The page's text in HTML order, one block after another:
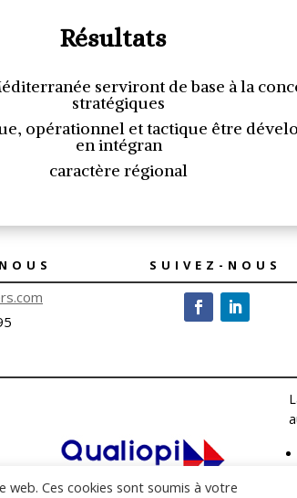
Résultats
serviront de base à la
stratégiques
opérationnel et tactique être
en intégran
caractère régional
SUIVEZ-NOUS
Ces cookies sont soumis à votre